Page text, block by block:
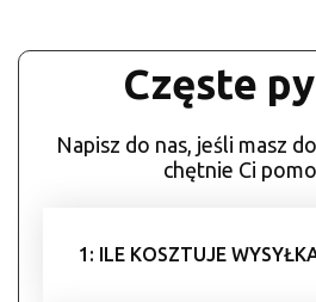
Częste
Napisz do nas, jeśli masz
chętnie Ci
1: ILE KOSZTUJE